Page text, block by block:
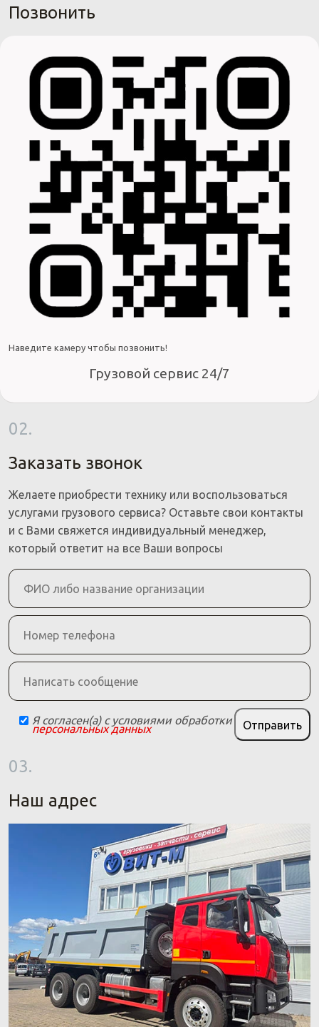
Позвонить
Наведите камеру чтобы позвонить!
Грузовой сервис 24/7
02.
Заказать звонок
Желаете приобрести технику или воспользоваться
услугами грузового сервиса? Оставьте свои контакты
и с Вами свяжется индивидуальный менеджер,
который ответит на все Ваши вопросы
Я согласен(а) с условиями обработки
персональных данных Отправить
03.
Наш адрес